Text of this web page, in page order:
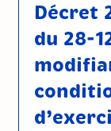
Décret
du 28-